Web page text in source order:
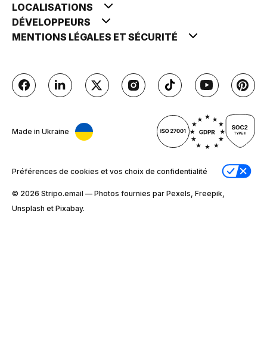
LOCALISATIONS
DÉVELOPPEURS
MENTIONS LÉGALES ET SÉCURITÉ
Made in Ukraine
Préférences de cookies et vos choix de confidentialité
© 2026 Stripо.email — Photos fournies par Pexels, Freepik,
Unsplash et Pixabay.